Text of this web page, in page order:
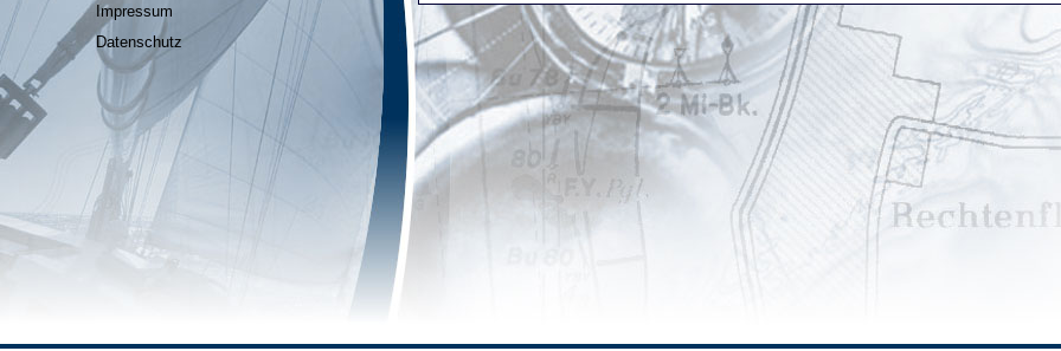
Impressum
Datenschutz